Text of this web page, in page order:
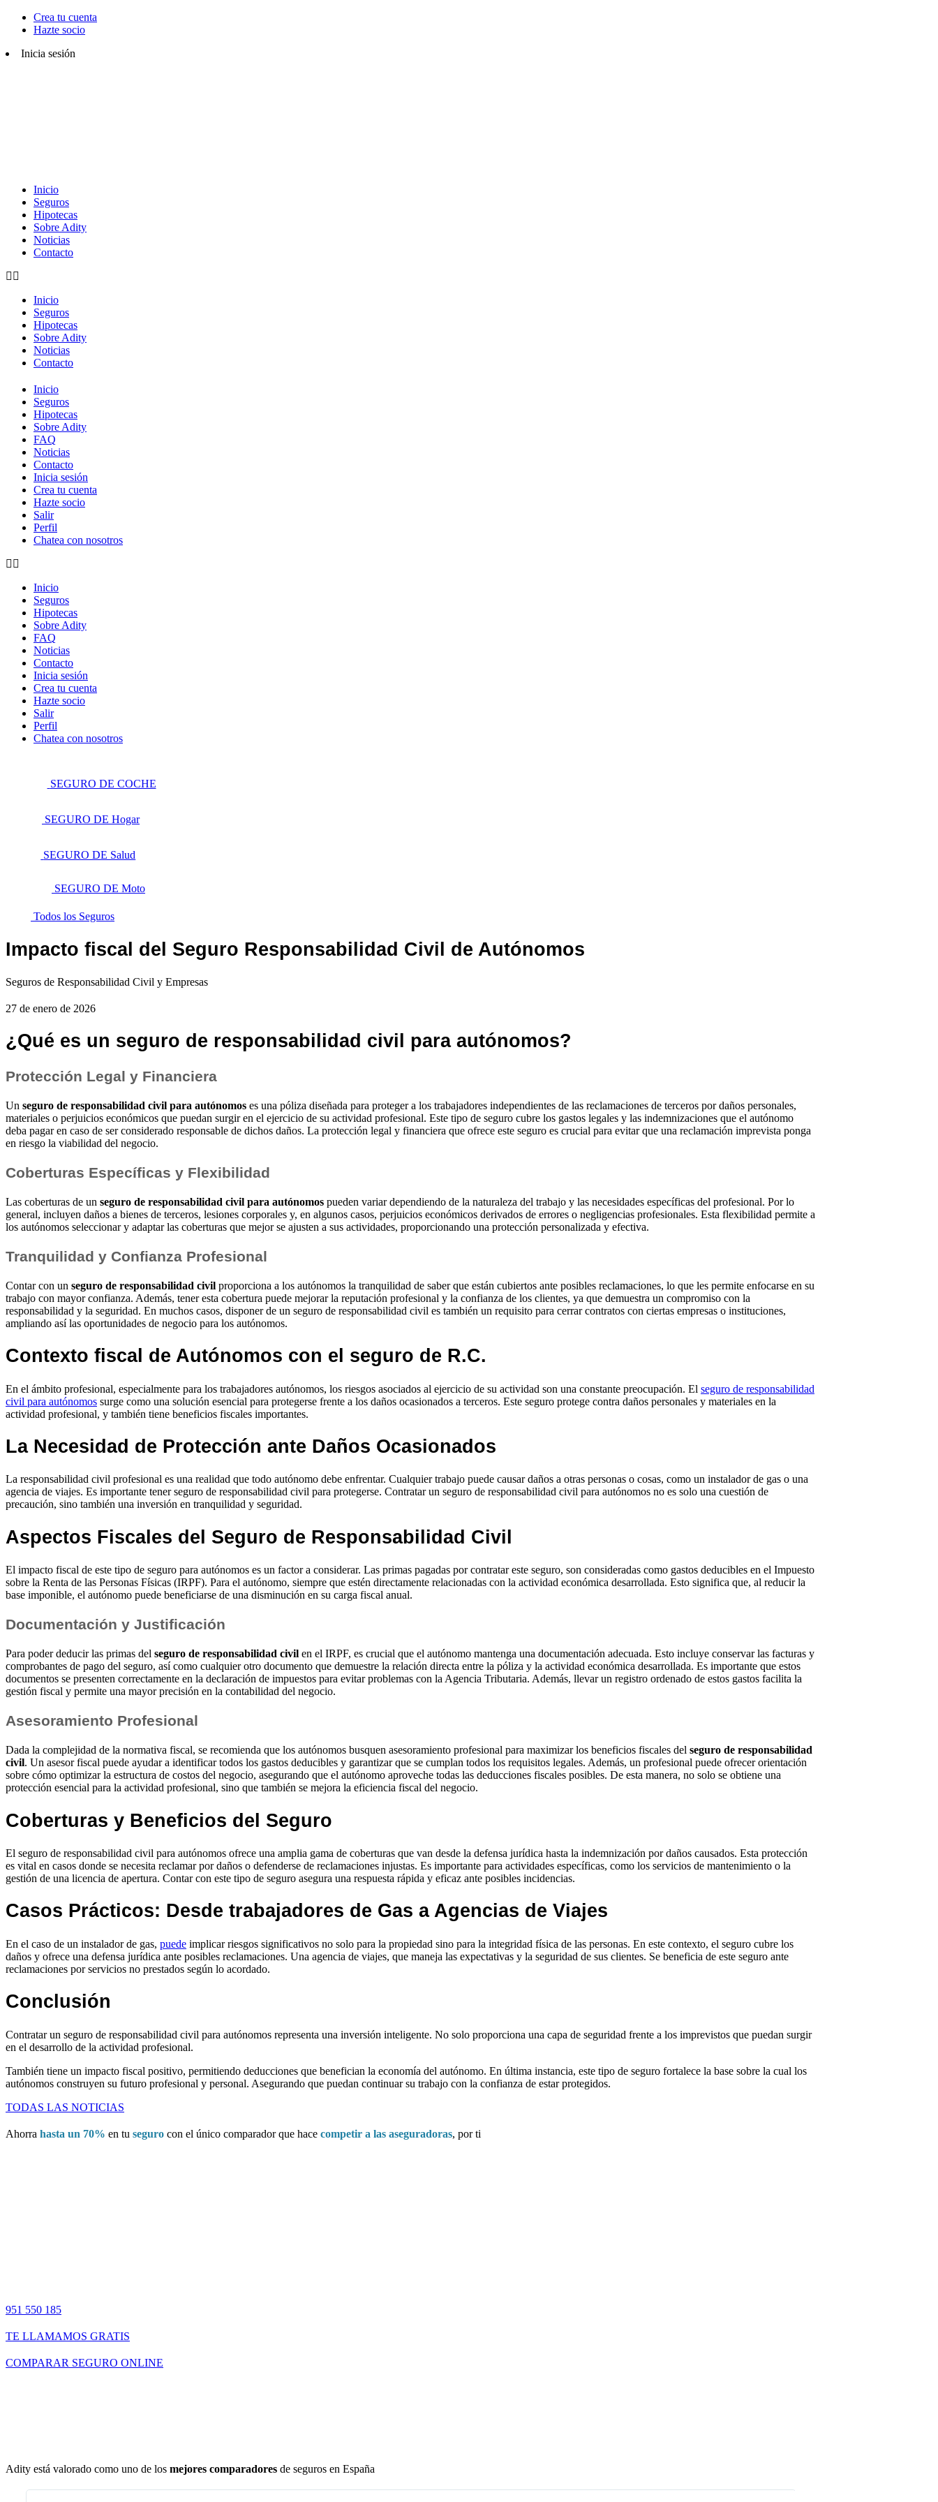
Crea tu cuenta
Hazte socio
Inicia sesión
Inicio
Seguros
Hipotecas
Sobre Adity
Noticias
Contacto
Inicio
Seguros
Hipotecas
Sobre Adity
Noticias
Contacto
Inicio
Seguros
Hipotecas
Sobre Adity
FAQ
Noticias
Contacto
Inicia sesión
Crea tu cuenta
Hazte socio
Salir
Perfil
Chatea con nosotros
Inicio
Seguros
Hipotecas
Sobre Adity
FAQ
Noticias
Contacto
Inicia sesión
Crea tu cuenta
Hazte socio
Salir
Perfil
Chatea con nosotros
SEGURO DE COCHE
SEGURO DE Hogar
SEGURO DE Salud
SEGURO DE Moto
Todos los Seguros
Impacto fiscal del Seguro Responsabilidad Civil de Autónomos
Seguros de Responsabilidad Civil y Empresas
27 de enero de 2026
¿Qué es un seguro de responsabilidad civil para autónomos?
Protección Legal y Financiera
Un seguro de responsabilidad civil para autónomos es una póliza diseñada para proteger a los trabajadores independientes de las reclamaciones de terceros por daños personales,
materiales o perjuicios económicos que puedan surgir en el ejercicio de su actividad profesional. Este tipo de seguro cubre los gastos legales y las indemnizaciones que el autónomo
deba pagar en caso de ser considerado responsable de dichos daños. La protección legal y financiera que ofrece este seguro es crucial para evitar que una reclamación imprevista ponga
en riesgo la viabilidad del negocio.
Coberturas Específicas y Flexibilidad
Las coberturas de un seguro de responsabilidad civil para autónomos pueden variar dependiendo de la naturaleza del trabajo y las necesidades específicas del profesional. Por lo
general, incluyen daños a bienes de terceros, lesiones corporales y, en algunos casos, perjuicios económicos derivados de errores o negligencias profesionales. Esta flexibilidad permite a
los autónomos seleccionar y adaptar las coberturas que mejor se ajusten a sus actividades, proporcionando una protección personalizada y efectiva.
Tranquilidad y Confianza Profesional
Contar con un seguro de responsabilidad civil proporciona a los autónomos la tranquilidad de saber que están cubiertos ante posibles reclamaciones, lo que les permite enfocarse en su
trabajo con mayor confianza. Además, tener esta cobertura puede mejorar la reputación profesional y la confianza de los clientes, ya que demuestra un compromiso con la
responsabilidad y la seguridad. En muchos casos, disponer de un seguro de responsabilidad civil es también un requisito para cerrar contratos con ciertas empresas o instituciones,
ampliando así las oportunidades de negocio para los autónomos.
Contexto fiscal de Autónomos con el seguro de R.C.
En el ámbito profesional, especialmente para los trabajadores autónomos, los riesgos asociados al ejercicio de su actividad son una constante preocupación. El seguro de responsabilidad
civil para autónomos surge como una solución esencial para protegerse frente a los daños ocasionados a terceros. Este seguro protege contra daños personales y materiales en la
actividad profesional, y también tiene beneficios fiscales importantes.
La Necesidad de Protección ante Daños Ocasionados
La responsabilidad civil profesional es una realidad que todo autónomo debe enfrentar. Cualquier trabajo puede causar daños a otras personas o cosas, como un instalador de gas o una
agencia de viajes. Es importante tener seguro de responsabilidad civil para protegerse. Contratar un seguro de responsabilidad civil para autónomos no es solo una cuestión de
precaución, sino también una inversión en tranquilidad y seguridad.
Aspectos Fiscales del Seguro de Responsabilidad Civil
El impacto fiscal de este tipo de seguro para autónomos es un factor a considerar. Las primas pagadas por contratar este seguro, son consideradas como gastos deducibles en el Impuesto
sobre la Renta de las Personas Físicas (IRPF). Para el autónomo, siempre que estén directamente relacionadas con la actividad económica desarrollada. Esto significa que, al reducir la
base imponible, el autónomo puede beneficiarse de una disminución en su carga fiscal anual.
Documentación y Justificación
Para poder deducir las primas del seguro de responsabilidad civil en el IRPF, es crucial que el autónomo mantenga una documentación adecuada. Esto incluye conservar las facturas y
comprobantes de pago del seguro, así como cualquier otro documento que demuestre la relación directa entre la póliza y la actividad económica desarrollada. Es importante que estos
documentos se presenten correctamente en la declaración de impuestos para evitar problemas con la Agencia Tributaria. Además, llevar un registro ordenado de estos gastos facilita la
gestión fiscal y permite una mayor precisión en la contabilidad del negocio.
Asesoramiento Profesional
Dada la complejidad de la normativa fiscal, se recomienda que los autónomos busquen asesoramiento profesional para maximizar los beneficios fiscales del seguro de responsabilidad
civil. Un asesor fiscal puede ayudar a identificar todos los gastos deducibles y garantizar que se cumplan todos los requisitos legales. Además, un profesional puede ofrecer orientación
sobre cómo optimizar la estructura de costos del negocio, asegurando que el autónomo aproveche todas las deducciones fiscales posibles. De esta manera, no solo se obtiene una
protección esencial para la actividad profesional, sino que también se mejora la eficiencia fiscal del negocio.
Coberturas y Beneficios del Seguro
El seguro de responsabilidad civil para autónomos ofrece una amplia gama de coberturas que van desde la defensa jurídica hasta la indemnización por daños causados. Esta protección
es vital en casos donde se necesita reclamar por daños o defenderse de reclamaciones injustas. Es importante para actividades específicas, como los servicios de mantenimiento o la
gestión de una licencia de apertura. Contar con este tipo de seguro asegura una respuesta rápida y eficaz ante posibles incidencias.
Casos Prácticos: Desde trabajadores de Gas a Agencias de Viajes
En el caso de un instalador de gas, puede implicar riesgos significativos no solo para la propiedad sino para la integridad física de las personas. En este contexto, el seguro cubre los
daños y ofrece una defensa jurídica ante posibles reclamaciones. Una agencia de viajes, que maneja las expectativas y la seguridad de sus clientes. Se beneficia de este seguro ante
reclamaciones por servicios no prestados según lo acordado.
Conclusión
Contratar un seguro de responsabilidad civil para autónomos representa una inversión inteligente. No solo proporciona una capa de seguridad frente a los imprevistos que puedan surgir
en el desarrollo de la actividad profesional.
También tiene un impacto fiscal positivo, permitiendo deducciones que benefician la economía del autónomo. En última instancia, este tipo de seguro fortalece la base sobre la cual los
autónomos construyen su futuro profesional y personal. Asegurando que puedan continuar su trabajo con la confianza de estar protegidos.
TODAS LAS NOTICIAS
Ahorra hasta un 70% en tu seguro con el único comparador que hace competir a las aseguradoras, por ti
951 550 185
TE LLAMAMOS GRATIS
COMPARAR SEGURO ONLINE
Adity está valorado como uno de los mejores comparadores de seguros en España